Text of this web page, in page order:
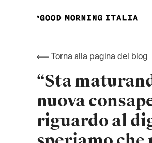
Torna alla pagina del blog
“Sta
nuova
riguardo al